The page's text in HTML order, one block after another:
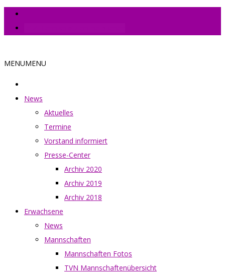
MENUMENU
News
Aktuelles
Termine
Vorstand informiert
Presse-Center
Archiv 2020
Archiv 2019
Archiv 2018
Erwachsene
News
Mannschaften
Mannschaften Fotos
TVN Mannschaftenübersicht